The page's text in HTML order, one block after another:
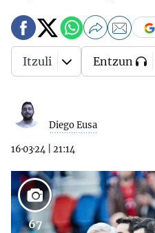
Diego Eusa
16·03·24 21:14
Itzuli Entzun
67